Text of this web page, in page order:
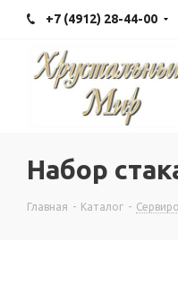
+7 (4912) 28-44-00
Набор
Главная - Каталог -